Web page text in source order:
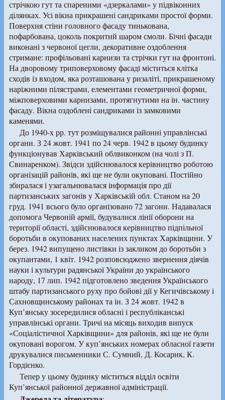
стрічкою гут та спареними «дзеркалами» у підвіконних
ділянках. Усі вікна прикрашені сандриками простої форми.
Поверхня стіни головного фасаду тинькована,
пофарбована, цоколь покритий шаром смоли. Бічні фасади
виконані з червоної цегли, декоративне оздоблення
стримане: профільовані карнизи та стрічки гут на фронтоні.
На дворовому триповерховому фасаді міститься клітка
сходів із входом, яка розташована у ризаліті, прикрашеному
наріжними пілястрами, елементами геометричної форми,
міжповерховими карнизами, протягнутими на ін. частину
фасаду. Вікна оздоблені сандриками із замковими
каменями.
До 1940-х рр. тут розміщувалися районні управлінські
органи. З 24 жовт. 1941 по 24 черв. 1942 в цьому будинку
функціонував Харківський облвиконком (на чолі з П.
Свинаренком). Звідси здійснювалося керівництво роботою
організацій районів, які ще не були окуповані. Постійно
збиралася і узагальнювалася інформація про дії
партизанських загонів у Харківській обл. Станом на 20
груд. 1941 всього було організовано 72 загони. Надавалася
допомога Червоній армії, будувалися лінії оборони на
території області, здійснювалося керівництво підпільної
боротьби в окупованих населених пунктах Харківщини. У
берез. 1942 випущено листівки із закликом до боротьби з
окупантами, 1 квіт. 1942 розповсюджено звернення діячів
науки і культури радянської України до українського
народу, 17 лип. 1942 підготовлено зведення Українського
штабу партизанського руху про бойові дії у Кегичівському і
Сахновщинському районах та ін. З 24 жовт. 1942 в
Куп’янську зосередилися обласні і республіканські
управлінські органи. Тричі на місяць виходив випуск
«Соціалістичної Харківщини» для районів, які ще не були
окуповані ворогом. У куп’янських номерах обласної газети
друкувалися письменники С. Сумний, Д. Косарик, К.
Гордієнко.
Тепер у цьому будинку міститься відділ освіти
Куп’янської районної державної адміністрації.